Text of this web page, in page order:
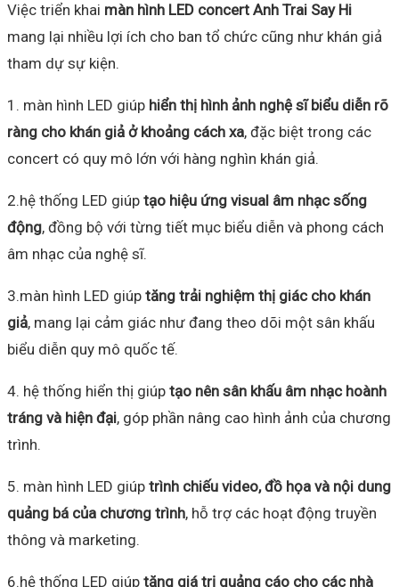
Việc triển khai màn hình LED concert Anh Trai Say Hi
mang lại nhiều lợi ích cho ban tổ chức cũng như khán giả
tham dự sự kiện.
1. màn hình LED giúp hiển thị hình ảnh nghệ sĩ biểu diễn rõ
ràng cho khán giả ở khoảng cách xa, đặc biệt trong các
concert có quy mô lớn với hàng nghìn khán giả.
2.hệ thống LED giúp tạo hiệu ứng visual âm nhạc sống
động, đồng bộ với từng tiết mục biểu diễn và phong cách
âm nhạc của nghệ sĩ.
3.màn hình LED giúp tăng trải nghiệm thị giác cho khán
giả, mang lại cảm giác như đang theo dõi một sân khấu
biểu diễn quy mô quốc tế.
4. hệ thống hiển thị giúp tạo nên sân khấu âm nhạc hoành
tráng và hiện đại, góp phần nâng cao hình ảnh của chương
trình.
5. màn hình LED giúp trình chiếu video, đồ họa và nội dung
quảng bá của chương trình, hỗ trợ các hoạt động truyền
thông và marketing.
6.hệ thống LED giúp tăng giá trị quảng cáo cho các nhà